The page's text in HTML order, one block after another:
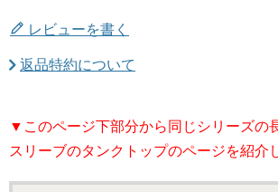
レビューを書く
返品特約について
▼このページ下部分から同じシリーズの
スリーブのタンクトップのページを紹介